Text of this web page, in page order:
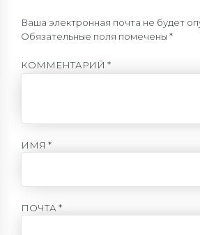
Ваша электронная почта не будет
Обязательные поля помечены *
КОММЕНТАРИЙ *
ИМЯ *
ПОЧТА *